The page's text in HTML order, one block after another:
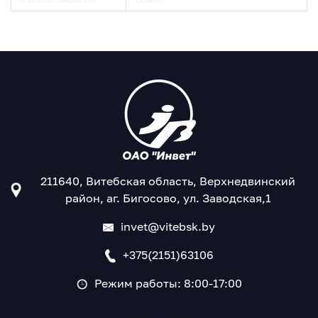
211640, Витебская область, Верхнедвинский
район, аг. Бигосово, ул. Заводская,1
invet@vitebsk.by
+375(2151)63106
Режим работы: 8:00-17:00